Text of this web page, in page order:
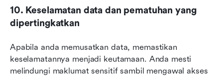
10. Keselamatan data dan pematuhan yang
dipertingkatkan
Apabila anda memusatkan data, memastikan
keselamatannya menjadi keutamaan. Anda mesti
melindungi maklumat sensitif sambil mengawal akses